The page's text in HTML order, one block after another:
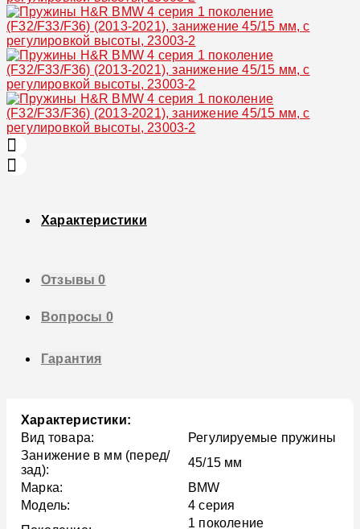
Характеристики
Отзывы0
Вопросы 0
Гарантия
Характеристики:
Вид товара:
Регулируемые пружины
Занижение в мм (перед/
зад):
45/15 мм
Марка:
BMW
Модель:
4 серия
1 поколение